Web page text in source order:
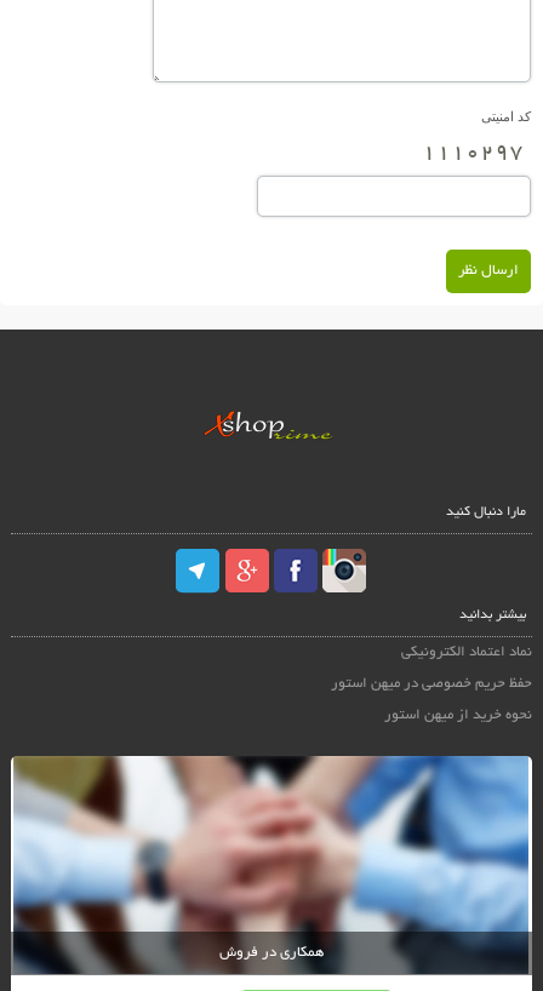
کد امنیتی
ارسال نظر
مارا دنبال کنید
بیشتر بدانید
نماد اعتماد الکترونیکی
حفظ حریم خصوصی در میهن استور
نحوه خرید از میهن استور
همکاری در فروش